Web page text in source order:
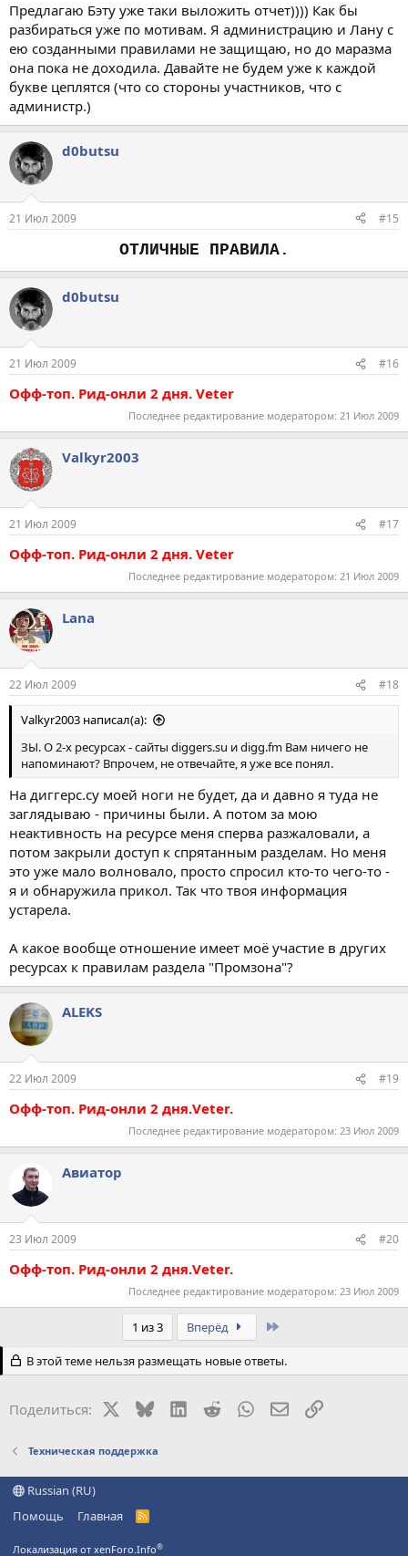
Предлагаю Бэту уже таки выложить отчет)))) Как бы
разбираться уже по мотивам. Я администрацию и Лану с
ею созданными правилами не защищаю, но до маразма
она пока не доходила. Давайте не будем уже к каждой
букве цеплятся (что со стороны участников, что с
администр.)
d0butsu
21 Июл 2009 #15
ОТЛИЧНЫЕ ПРАВИЛА.
d0butsu
21 Июл 2009 #16
Офф-топ. Рид-онли 2 дня. Veter
Последнее редактирование модератором: 21 Июл 2009
Valkyr2003
21 Июл 2009 #17
Офф-топ. Рид-онли 2 дня. Veter
Последнее редактирование модератором: 21 Июл 2009
Lana
22 Июл 2009 #18
Valkyr2003 написал(а):
ЗЫ. О 2-х ресурсах - сайты diggers.su и digg.fm Вам ничего не
напоминают? Впрочем, не отвечайте, я уже все понял.
На диггерс.су моей ноги не будет, да и давно я туда не
заглядываю - причины были. А потом за мою
неактивность на ресурсе меня сперва разжаловали, а
потом закрыли доступ к спрятанным разделам. Но меня
это уже мало волновало, просто спросил кто-то чего-то -
я и обнаружила прикол. Так что твоя информация
устарела.
А какое вообще отношение имеет моё участие в других
ресурсах к правилам раздела "Промзона"?
ALEKS
22 Июл 2009 #19
Офф-топ. Рид-онли 2 дня.Veter.
Последнее редактирование модератором: 23 Июл 2009
Авиатор
23 Июл 2009 #20
Офф-топ. Рид-онли 2 дня.Veter.
Последнее редактирование модератором: 23 Июл 2009
1 из 3 Вперёд
В этой теме нельзя размещать новые ответы.
Поделиться: BlueskyLinkedIn
RedditWhatsAppЭлектронная
Ссылка
Техническая поддержка
Russian (RU)
Помощь
Главная
R
Локализация от xenForo.Info®